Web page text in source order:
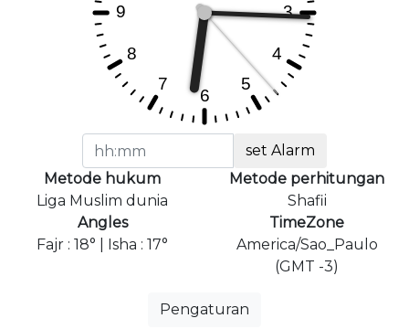
set Alarm
Metode hukum
Liga Muslim dunia
Metode perhitungan
Shafii
Angles
Fajr : 18° | Isha : 17°
TimeZone
America/Sao_Paulo
(GMT -3)
Pengaturan